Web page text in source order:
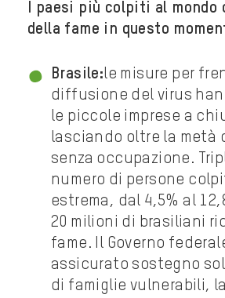
I paesi più colpiti al mondo
della fame in questo
Brasile:le misure per
diffusione del virus
le piccole imprese a
lasciando oltre la metà
senza occupazione.
numero di persone
estrema, dal 4,5% al
20 milioni di brasiliani
fame. Il Governo
assicurato sostegno
di famiglie vulnerabili,